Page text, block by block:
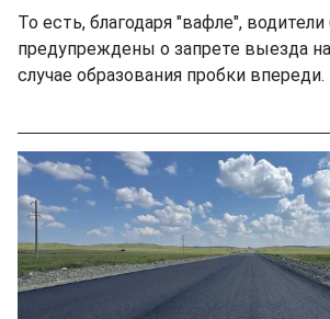
То есть, благодаря "вафле",
предупреждены о запрете выезда
случае образования пробки впереди.